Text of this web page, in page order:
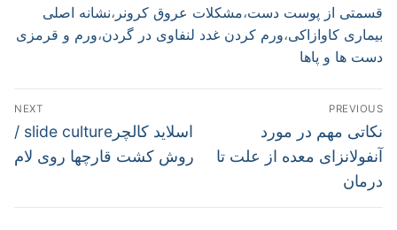
قسمتی از پوست دست،مشکلات عروق کرونر ،نشانه اصلی
بیماری کاوازاکی،ورم کردن غدد لنفاوی در گردن،ورم و قرمزی
دست ها و پاها
راهبری
نوشته
PREVIOUS
Previous
post:
نکاتی مهم در مورد
آنفولانزای معده از علت تا
درمان
NEXT
Next
post:
اسلاید کالچرslide culture /
روش کشت قارچها روی لام